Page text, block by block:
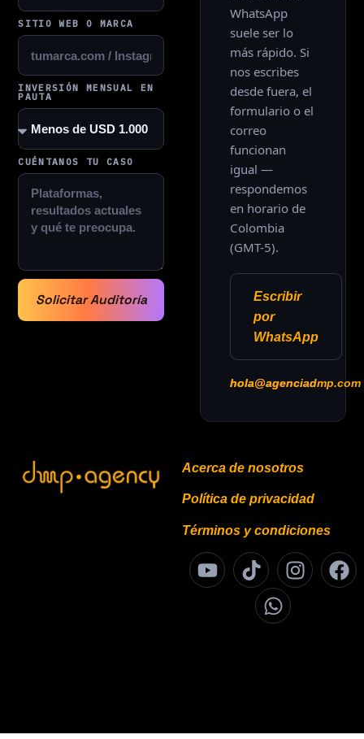
SITIO WEB O MARCA
INVERSIÓN MENSUAL EN
PAUTA
CUÉNTANOS TU CASO
Solicitar Auditoría
WhatsApp
suele ser lo
más rápido. Si
nos escribes
desde fuera, el
formulario o el
correo
funcionan
igual —
respondemos
en horario de
Colombia
(GMT-5).
Escribir
por
WhatsApp
hola@agenciadmp.com
Acerca de nosotros
Política de privacidad
Términos y condiciones